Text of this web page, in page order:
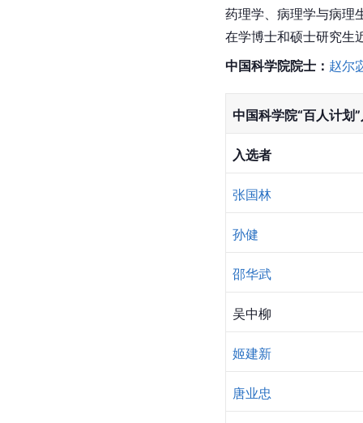
药理学、病理学与病理
在学博士和硕士研究生
中国科学院院士 ： 赵尔
中国科学院“百人计划
入选者
张国林
孙健
邵华武
吴中柳
姬建新
唐业忠